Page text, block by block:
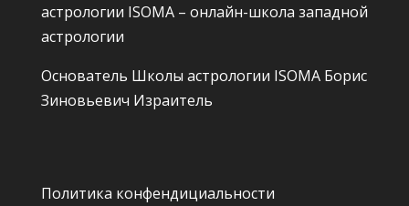
астрологии ISOMA – онлайн-школа западной
астрологии
Основатель Школы астрологии ISOMA Борис
Зиновьевич Израитель
Политика конфендициальности